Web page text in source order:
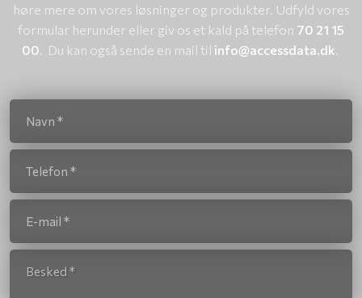
høre mere om vores løsninger og produkter. Udfyld vores
formular herunder eller giv os et kald på telefon 70 21 15
00. Du kan også sende en mail til info@accessdata.dk.